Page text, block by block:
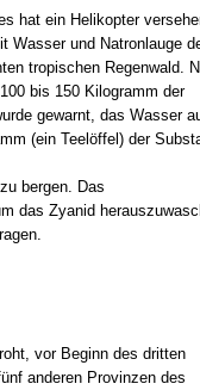
hat ein Helikopter
Wasser und Natronlauge
tropischen Regenwald.
bis 150 Kilogramm der
gewarnt, das Wasser
(ein Teelöffel) der
bergen. Das
das Zyanid
vor Beginn des dritten
anderen Provinzen des